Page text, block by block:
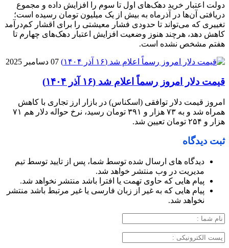
دولت اعتبار خرید دهک‌های اول تا سوم را افزایش داده و مجموع
دریافتی آن‌ها در آذرماه به بیش از یک میلیون تومان رسیده است؛
تغییری که می‌تواند تا حدودی فشار معیشتی را برای اقشار کم‌درآمد
کاهش دهد، هرچند هنوز وضعیت افزایش اعتبار دهک‌های چهارم تا
هفتم مشخص نشده است.
07 دسامبر 2025
قیمت دلار امروز رسماً اعلام شد (۱۶ آذر ۱۴۰۴)
امروز قیمت دلار توافقی (اسکناس) در بازار ارز تجاری با کاهش
همراه شد و به ۷۳ هزار و ۳۹۱ تومان رسید، نرخ حواله دلار هم ۷۱
هزار و ۲۵۴ تومان تعیین شد.
ثبت دیدگاه
دیدگاه های ارسال شده توسط شما، پس از تایید توسط تیم
مدیریت در وب منتشر خواهد شد.
پیام هایی که حاوی تهمت یا افترا باشد منتشر نخواهد شد.
پیام هایی که به غیر از زبان فارسی یا غیر مرتبط باشد منتشر
نخواهد شد.